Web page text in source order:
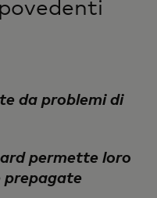
da problemi di
permette loro
prepagate